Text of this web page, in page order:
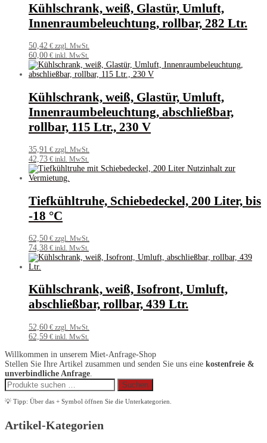
Kühlschrank, weiß, Glastür, Umluft,
Innenraumbeleuchtung, rollbar, 282 Ltr.
50,42 € zzgl. MwSt.
60,00 € inkl. MwSt.
Kühlschrank, weiß, Glastür, Umluft,
Innenraumbeleuchtung, abschließbar,
rollbar, 115 Ltr., 230 V
35,91 € zzgl. MwSt.
42,73 € inkl. MwSt.
Tiefkühltruhe, Schiebedeckel, 200 Liter, bis
-18 °C
62,50 € zzgl. MwSt.
74,38 € inkl. MwSt.
Kühlschrank, weiß, Isofront, Umluft,
abschließbar, rollbar, 439 Ltr.
52,60 € zzgl. MwSt.
62,59 € inkl. MwSt.
Willkommen in unserem Miet-Anfrage-Shop
Stellen Sie Ihre Artikel zusammen und senden Sie uns eine kostenfreie &
unverbindliche Anfrage
Suchen
nach:
Suchen
💡 Tipp: Über das + Symbol öffnen Sie die Unterkategorien.
Artikel-Kategorien